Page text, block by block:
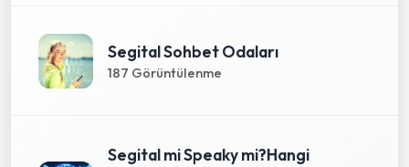
Segital Sohbet Odaları
187 Görüntülenme
Segital mi Speaky mi?Hangi